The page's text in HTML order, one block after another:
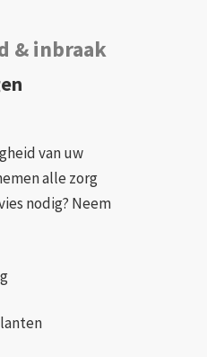
& inbraak
van uw
alle zorg
nodig? Neem